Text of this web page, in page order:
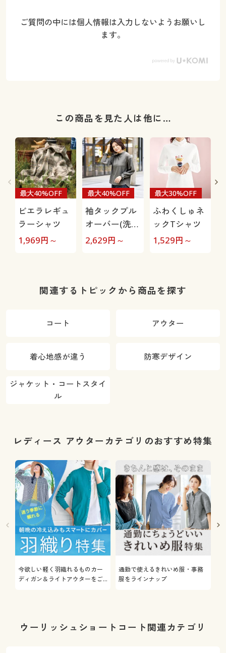
ご質問の中には個人情報は入力しないようお願いし
ます。
この商品を見た人は他に…
ビエラレギュ
ラーシャツ
最大40%OFF
1,969円～
袖タックプル
オーバー(洗濯
機OK)
最大40%OFF
2,629円～
ふわくしゅネ
ックTシャツ
最大30%OFF
1,529円～
関連するトピックから商品を探す
コート アウター
着心地感が違う 防寒デザイン
ジャケット・コートスタイ
ル
レディース アウターカテゴリのおすすめ特集
今欲しい軽く羽織れるものカー
ディガン＆ライトアウターをご
通勤で使えるきれいめ服・事務
服をラインナップ
ウーリッシュショートコート関連カテゴリ